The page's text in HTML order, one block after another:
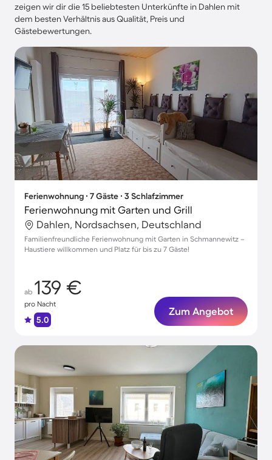
zeigen wir dir die 15 beliebtesten Unterkünfte in Dahlen mit
dem besten Verhältnis aus Qualität, Preis und
Gästebewertungen.
Ferienwohnung ∙ 7 Gäste ∙ 3 Schlafzimmer
Ferienwohnung mit Garten und Grill
Dahlen, Nordsachsen, Deutschland
Familienfreundliche Ferienwohnung mit Garten in Schmannewitz –
Haustiere willkommen und Platz für bis zu 7 Gäste!
ab 139 €
pro Nacht
5.0
Zum Angebot